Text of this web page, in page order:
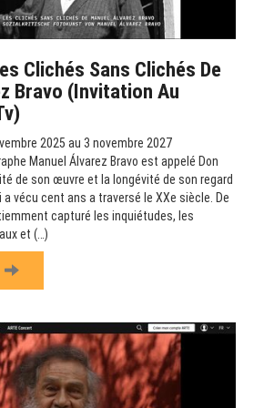
Clichés Sans Clichés De
Bravo (Invitation Au
2025 au 3 novembre 2027
Manuel Álvarez Bravo est appelé Don
de son œuvre et la longévité de son regard
vécu cent ans a traversé le XXe siècle. De
capturé les inquiétudes, les
et (…)